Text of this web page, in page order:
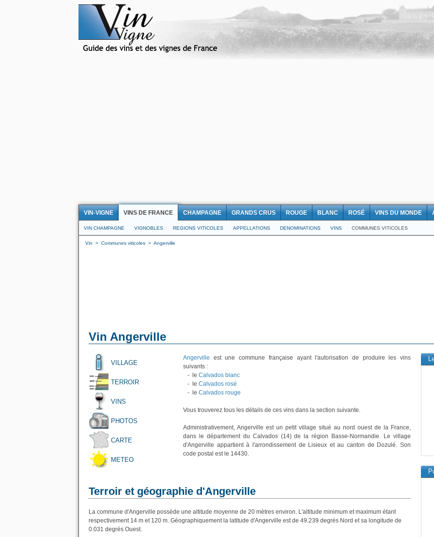
VIN-VIGNE VINS DE FRANCE CHAMPAGNE GRANDS CRUS ROUGE BLANC ROSÉ VINS DU MONDE
VIN CHAMPAGNE VIGNOBLES REGIONS VITICOLES APPELLATIONS DENOMINATIONS VINS COMMUNES VITICOLES
Vin > Communes viticoles > Angerville
Vin Angerville
VILLAGE
TERROIR
VINS
PHOTOS
CARTE
METEO
Angerville est une commune française ayant l'autorisation de produire les vins
suivants :
- le Calvados blanc
- le Calvados rosé
- le Calvados rouge
Vous trouverez tous les détails de ces vins dans la section suivante.
Administrativement, Angerville est un petit village situé au nord ouest de la France,
dans le département du Calvados (14) de la région Basse-Normandie. Le village
d'Angerville appartient à l'arrondissement de Lisieux et au canton de Dozulé. Son
code postal est le 14430.
Terroir et géographie d'Angerville
La commune d'Angerville possède une altitude moyenne de 20 mètres environ. L'altitude minimum et maximum étant
respectivement 14 m et 120 m. Géographiquement la latitude d'Angerville est de 49.239 degrés Nord et sa longitude de
0.031 degrés Ouest.